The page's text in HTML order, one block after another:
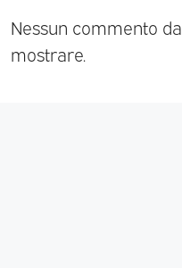
Nessun commento da
mostrare.